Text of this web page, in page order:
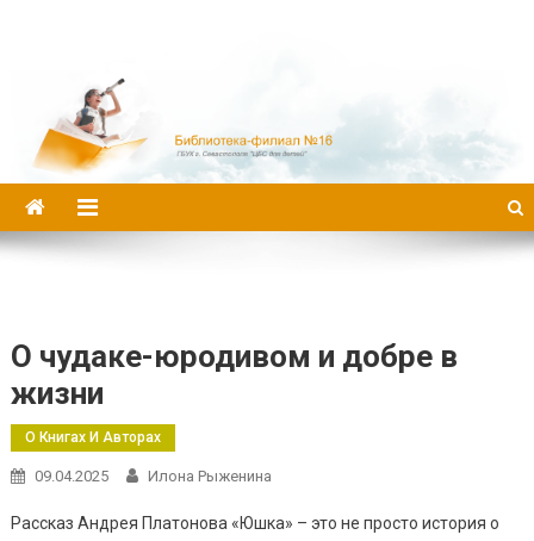
О чудаке-юродивом и добре в
жизни
О Книгах И Авторах
09.04.2025 Илона Рыженина
Рассказ Андрея Платонова «Юшка» – это не просто история о